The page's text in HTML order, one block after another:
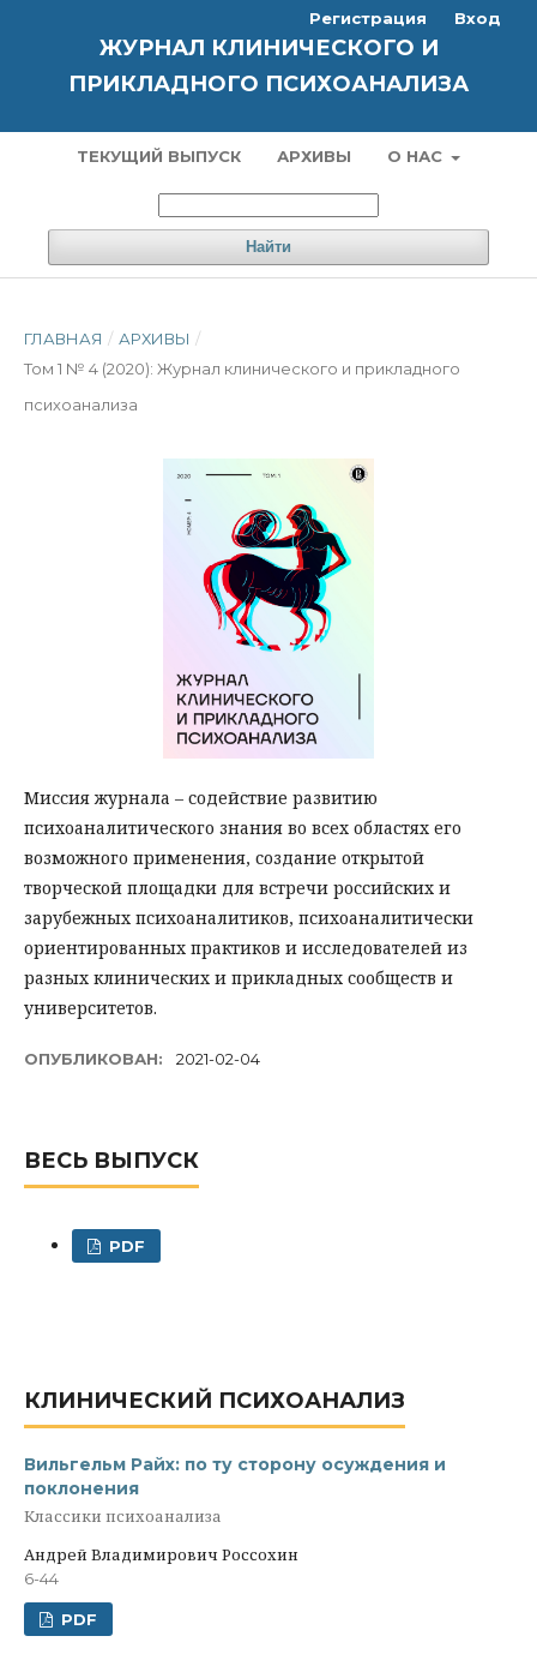
ЖУРНАЛ КЛИНИЧЕСКОГО И
ПРИКЛАДНОГО ПСИХОАНАЛИЗА
ТЕКУЩИЙ ВЫПУСК АРХИВЫ О НАС
Найти
Регистрация Вход
ГЛАВНАЯ / АРХИВЫ /
Том 1 № 4 (2020): Журнал клинического и прикладного
психоанализа
Миссия журнала – содействие развитию
психоаналитического знания во всех областях его
возможного применения, создание открытой
творческой площадки для встречи российских и
зарубежных психоаналитиков, психоаналитически
ориентированных практиков и исследователей из
разных клинических и прикладных сообществ и
университетов.
ОПУБЛИКОВАН: 2021-02-04
ВЕСЬ ВЫПУСК
PDF
КЛИНИЧЕСКИЙ ПСИХОАНАЛИЗ
Вильгельм Райх: по ту сторону осуждения и
поклонения
Классики психоанализа
Андрей Владимирович Россохин
6-44
PDF